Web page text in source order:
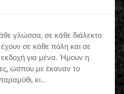
γλώσσα, σε κάθε διάλεκτο
σε κάθε πόλη και σε
εκδοχή για μένα. Ήμουν η
ώσπου με έκαναν το
κι…